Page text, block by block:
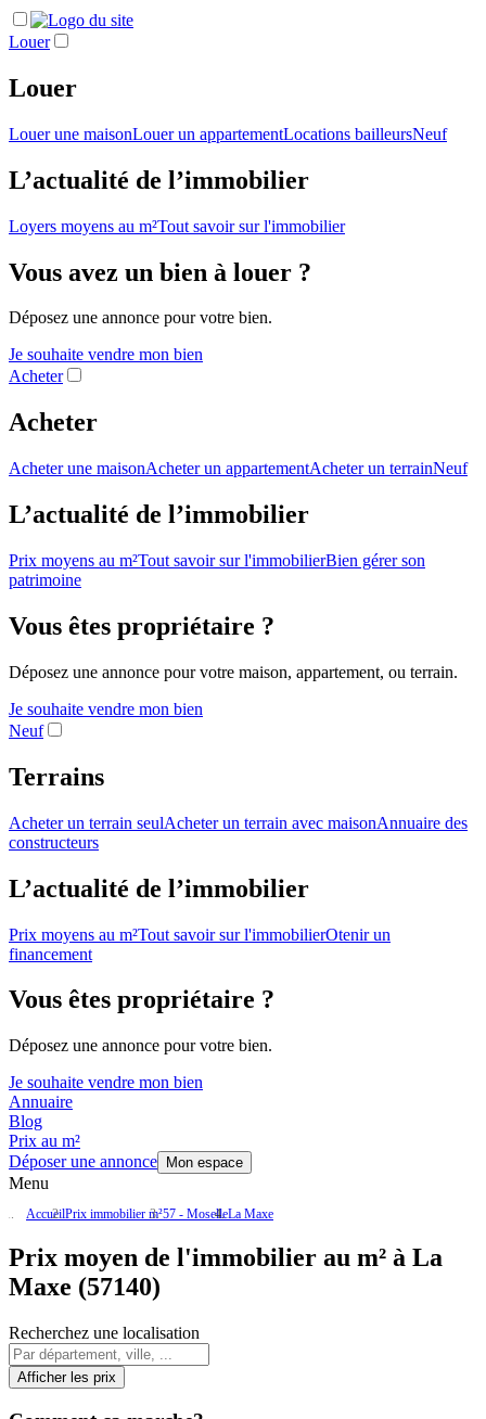
Louer
Louer
Louer une maisonLouer un appartementLocations bailleursNeuf
L’actualité de l’immobilier
Loyers moyens au m²Tout savoir sur l'immobilier
Vous avez un bien à louer ?
Déposez une annonce pour votre bien.
Je souhaite vendre mon bien
Acheter
Acheter
Acheter une maisonAcheter un appartementAcheter un terrainNeuf
L’actualité de l’immobilier
Prix moyens au m²Tout savoir sur l'immobilierBien gérer son
patrimoine
Vous êtes propriétaire ?
Déposez une annonce pour votre maison, appartement, ou terrain.
Je souhaite vendre mon bien
Neuf
Terrains
Acheter un terrain seulAcheter un terrain avec maisonAnnuaire des
constructeurs
L’actualité de l’immobilier
Prix moyens au m²Tout savoir sur l'immobilierOtenir un
financement
Vous êtes propriétaire ?
Déposez une annonce pour votre bien.
Je souhaite vendre mon bien
Annuaire
Blog
Prix au m²
Déposer une annonce
Mon espace
Menu
AccueilPrix immobilier m²57 - MoselleLa Maxe
Prix moyen de l'immobilier au m² à La
Maxe (57140)
Recherchez une localisation
Afficher les prix